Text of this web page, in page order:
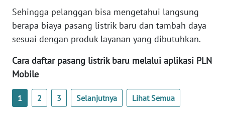
Sehingga pelanggan bisa mengetahui langsung
berapa biaya pasang listrik baru dan tambah daya
sesuai dengan produk layanan yang dibutuhkan.
Cara daftar pasang listrik baru melalui aplikasi PLN
Mobile
1 2 3 Selanjutnya Lihat Semua
WN
PAPUA
PAPUA
BARAT